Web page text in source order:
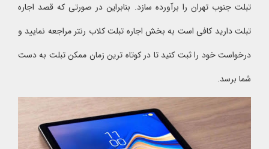
تبلت جنوب تهران را برآورده سازد. بنابراین در صورتی که قصد اجاره
تبلت دارید کافی است به بخش اجاره تبلت کلاب رنتر مراجعه نمایید و
درخواست خود را ثبت کنید تا در کوتاه ترین زمان ممکن تبلت به دست
شما برسد.